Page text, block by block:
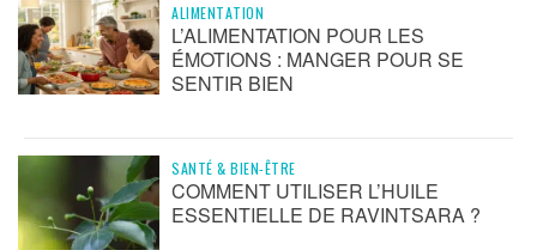
ALIMENTATION
L’ALIMENTATION POUR LES
ÉMOTIONS : MANGER POUR SE
SENTIR BIEN
SANTÉ & BIEN-ÊTRE
COMMENT UTILISER L’HUILE
ESSENTIELLE DE RAVINTSARA ?